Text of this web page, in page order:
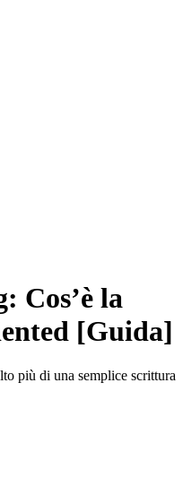
Cos’è la
[Guida]
più di una semplice scrittura